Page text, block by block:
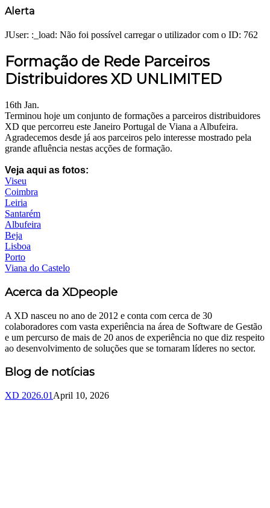
Alerta
JUser: :_load: Não foi possível carregar o utilizador com o ID: 762
Formação de Rede Parceiros
Distribuidores XD UNLIMITED
16th Jan.
Terminou hoje um conjunto de formações a parceiros distribuidores
XD que percorreu este Janeiro Portugal de Viana a Albufeira.
Agradecemos desde já aos parceiros pelo interesse mostrado pela
grande afluência nestas acções de formação.
Veja aqui as fotos:
Viseu
Coimbra
Leiria
Santarém
Albufeira
Beja
Lisboa
Porto
Viana do Castelo
Acerca da XDpeople
A XD nasceu no ano de 2012 e conta com cerca de 30
colaboradores com vasta experiência na área de Software de Gestão
e um percurso de mais de 20 anos de experiência no que diz respeito
ao desenvolvimento de soluções que se tornaram líderes no sector.
Blog de notícias
XD 2026.01 April 10, 2026